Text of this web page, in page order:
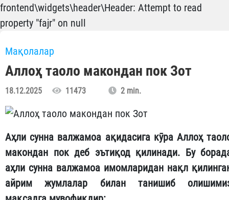
frontend\widgets\header\Header: Attempt to read
property "fajr" on null
Мақолалар
Аллоҳ таоло макондан пок Зот
18.12.2025 11473 2 min.
Аҳли сунна валжамоа ақидасига кӯра Аллоҳ
макондан пок деб эътиқод қилинади. Бу
аҳли сунна валжамоа имомларидан нақл
айрим жумлалар билан танишиб